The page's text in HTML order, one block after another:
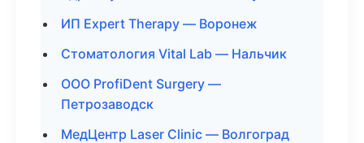
ИП Expert Therapy — Воронеж
Стоматология Vital Lab — Нальчик
ООО ProfiDent Surgery —
Петрозаводск
МедЦентр Laser Clinic — Волгоград